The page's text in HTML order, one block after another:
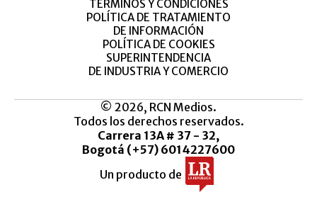
TÉRMINOS Y CONDICIONES
POLÍTICA DE TRATAMIENTO
DE INFORMACIÓN
POLÍTICA DE COOKIES
SUPERINTENDENCIA
DE INDUSTRIA Y COMERCIO
© 2026, RCN Medios.
Todos los derechos reservados.
Carrera 13A # 37 - 32,
Bogotá (+57) 6014227600
Un producto de